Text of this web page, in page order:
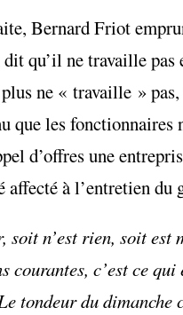
Bernard Friot
qu’il ne travaille
ne « travaille »
que les
d’offres une
à l’entretien
n’est rien, soit
c’est ce
tondeur du